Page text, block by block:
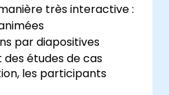
très interactive :
par diapositives
des études de cas
les participants